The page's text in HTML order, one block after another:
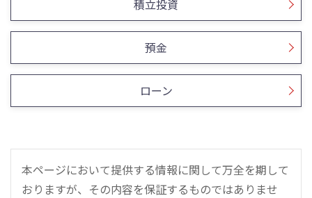
積立投資
預金
ローン
本ページにおいて提供する情報に関して万全を期して
おりますが、その内容を保証するものではありませ